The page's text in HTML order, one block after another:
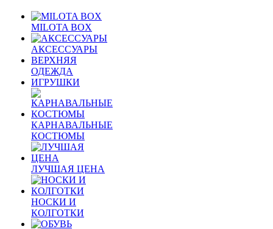
MILOTA BOX
АКСЕССУАРЫ
ВЕРХНЯЯ
ОДЕЖДА
ИГРУШКИ
КАРНАВАЛЬНЫЕ
КОСТЮМЫ
ЛУЧШАЯ ЦЕНА
НОСКИ И
КОЛГОТКИ